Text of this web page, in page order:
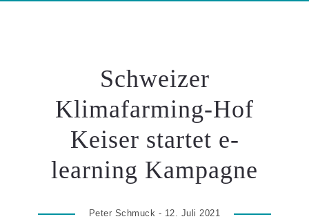
Schweizer
Klimafarming-Hof
Keiser startet e-
learning Kampagne
Peter Schmuck - 12. Juli 2021